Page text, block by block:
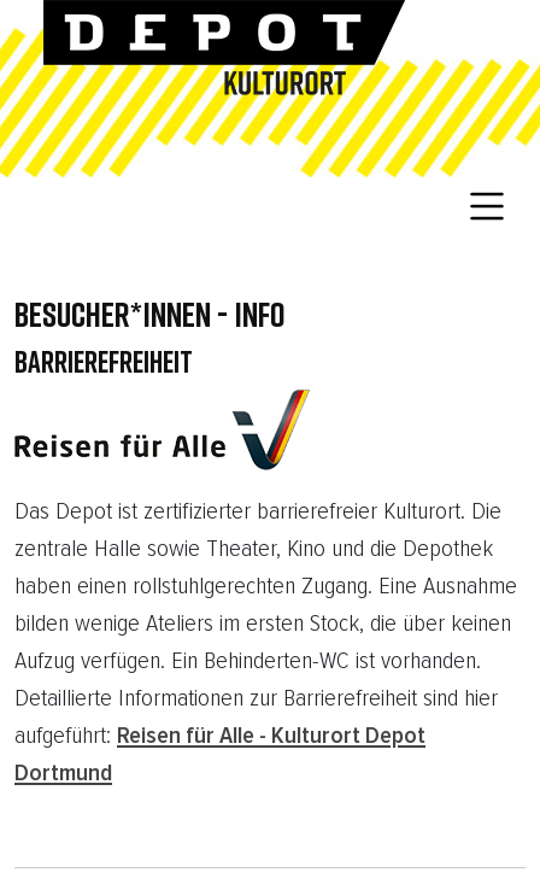
BESUCHER*INNEN - INFO
BARRIEREFREIHEIT
Das Depot ist zertifizierter barrierefreier Kulturort. Die
zentrale Halle sowie Theater, Kino und die Depothek
haben einen rollstuhlgerechten Zugang. Eine Ausnahme
bilden wenige Ateliers im ersten Stock, die über keinen
Aufzug verfügen. Ein Behinderten-WC ist vorhanden.
Detaillierte Informationen zur Barrierefreiheit sind hier
aufgeführt: Reisen für Alle - Kulturort Depot
Dortmund